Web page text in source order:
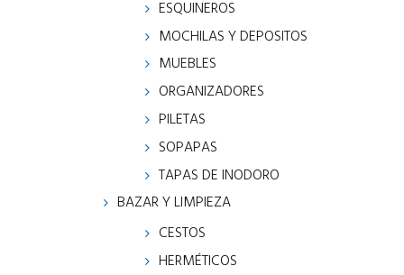
ESQUINEROS
MOCHILAS Y DEPOSITOS
MUEBLES
ORGANIZADORES
PILETAS
SOPAPAS
TAPAS DE INODORO
BAZAR Y LIMPIEZA
CESTOS
HERMÉTICOS